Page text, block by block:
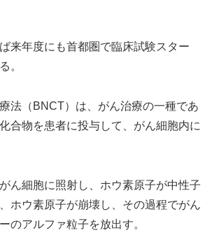
来年度にも首都圏で臨床試験スター
。
法（BNCT）は、がん治療の一種であ
合物を患者に投与して、がん細胞内に
ん細胞に照射し、ホウ素原子が中性子
ホウ素原子が崩壊し、その過程でがん
のアルファ粒子を放出す。